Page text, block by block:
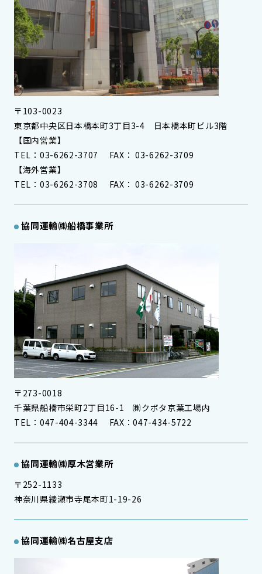
〒103-0023
東京都中央区日本橋本町3丁目3-4 日本橋本町ビル3階
【国内営業】
TEL：03-6262-3707 FAX： 03-6262-3709
【海外営業】
TEL：03-6262-3708 FAX： 03-6262-3709
協同運輸㈱船橋事業所
〒273-0018
千葉県船橋市栄町2丁目16-1 ㈱クボタ京葉工場内
TEL：047-404-3344 FAX：047-434-5722
協同運輸㈱厚木営業所
〒252-1133
神奈川県綾瀬市寺尾本町1-19-26
協同運輸㈱名古屋支店